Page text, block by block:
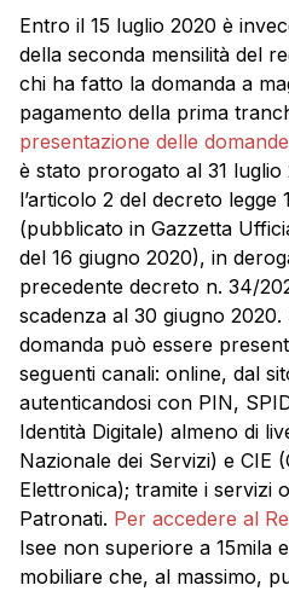
Entro il 15 luglio 2020 è
della seconda mensilità del
chi ha fatto la domanda a
pagamento della prima
presentazione delle
è stato prorogato al 31 luglio
l’articolo 2 del decreto legge
(pubblicato in Gazzetta
del 16 giugno 2020), in
precedente decreto n. 34/
scadenza al 30 giugno
domanda può essere
seguenti canali: online, dal
autenticandosi con PIN,
Identità Digitale) almeno di
Nazionale dei Servizi) e CIE
Elettronica); tramite i servizi
Patronati. Per accedere al
Isee non superiore a 15mila
mobiliare che, al massimo,